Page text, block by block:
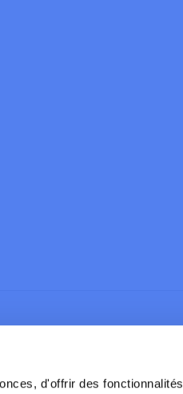
d'offrir des fonctionnalités